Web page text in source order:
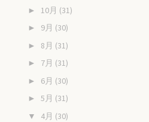
► 10月 (31)
► 9月 (30)
► 8月 (31)
► 7月 (31)
► 6月 (30)
► 5月 (31)
▼ 4月 (30)